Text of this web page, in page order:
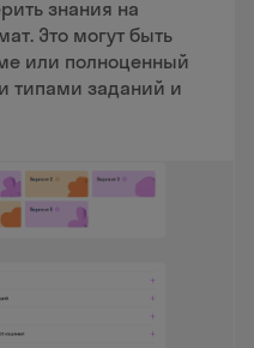
знания на
Это могут быть
или полноценный
типами заданий и